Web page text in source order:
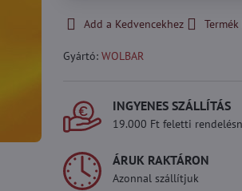
Add a Kedvencekhez
Gyártó: WOLBAR
INGYENES SZÁLLÍTÁS
19.000 Ft feletti
ÁRUK RAKTÁRON
Azonnal szállítjuk